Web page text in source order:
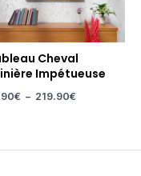
Cheval
Impétueuse
€ – 219.90€